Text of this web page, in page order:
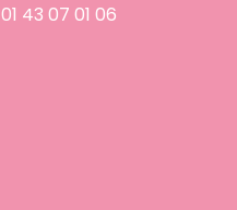
01 43 07 01 06